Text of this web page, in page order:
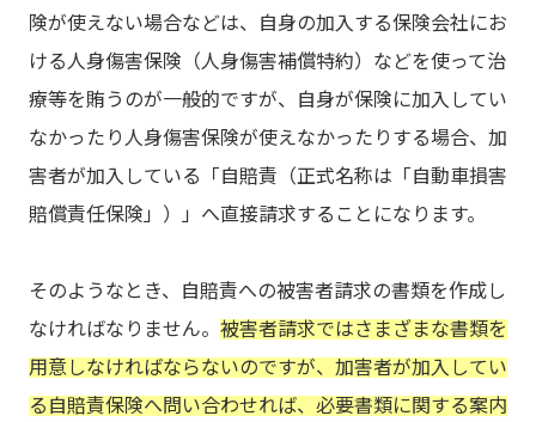
険が使えない場合などは、自身の加入する保険会社にお
ける人身傷害保険（人身傷害補償特約）などを使って治
療等を賄うのが一般的ですが、自身が保険に加入してい
なかったり人身傷害保険が使えなかったりする場合、加
害者が加入している「自賠責（正式名称は「自動車損害
賠償責任保険」）」へ直接請求することになります。
そのようなとき、自賠責への被害者請求の書類を作成し
なければなりません。 被害者請求ではさまざまな書類を
用意しなければならないのですが、加害者が加入してい
る自賠責保険へ問い合わせれば、必要書類に関する案内